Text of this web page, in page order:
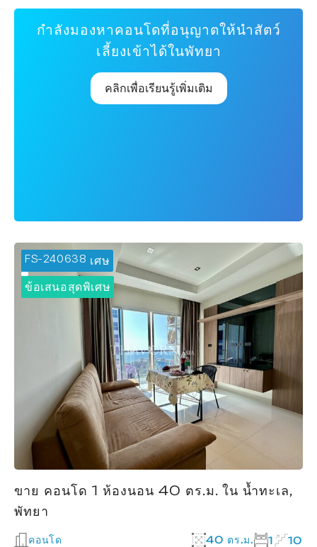
กำลังมองหาคอนโดที่อนุญาตให้นำสัตว์
เลี้ยงเข้าได้ในพัทยา
คลิกเพื่อเรียนรู้เพิ่มเติม
FS-240638
🔥 ข้อเสนอพิเศษ
ข้อเสนอสุดพิเศษ
ขาย คอนโด 1 ห้องนอน 40 ตร.ม. ใน น้ำทะเล,
พัทยา
คอนโด 40 ตร.ม. 1 10